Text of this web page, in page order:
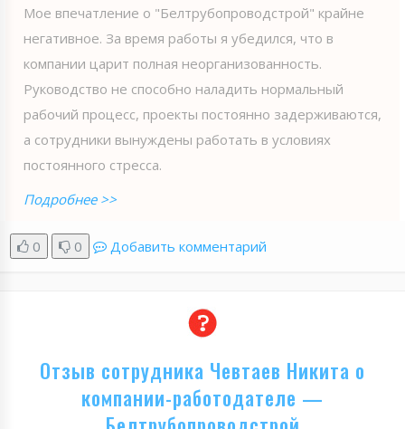
Мое впечатление о "Белтрубопроводстрой" крайне
негативное. За время работы я убедился, что в
компании царит полная неорганизованность.
Руководство не способно наладить нормальный
рабочий процесс, проекты постоянно задерживаются,
а сотрудники вынуждены работать в условиях
постоянного стресса.
Подробнее >>
0 0 Добавить комментарий
Отзыв сотрудника Чевтаев Никита о
компании-работодателе —